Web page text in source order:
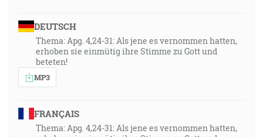
DEUTSCH
Thema: Apg. 4,24-31: Als jene es vernommen hatten,
erhoben sie einmütig ihre Stimme zu Gott und
beteten!
MP3
FRANÇAIS
Thema: Apg. 4,24-31: Als jene es vernommen hatten,